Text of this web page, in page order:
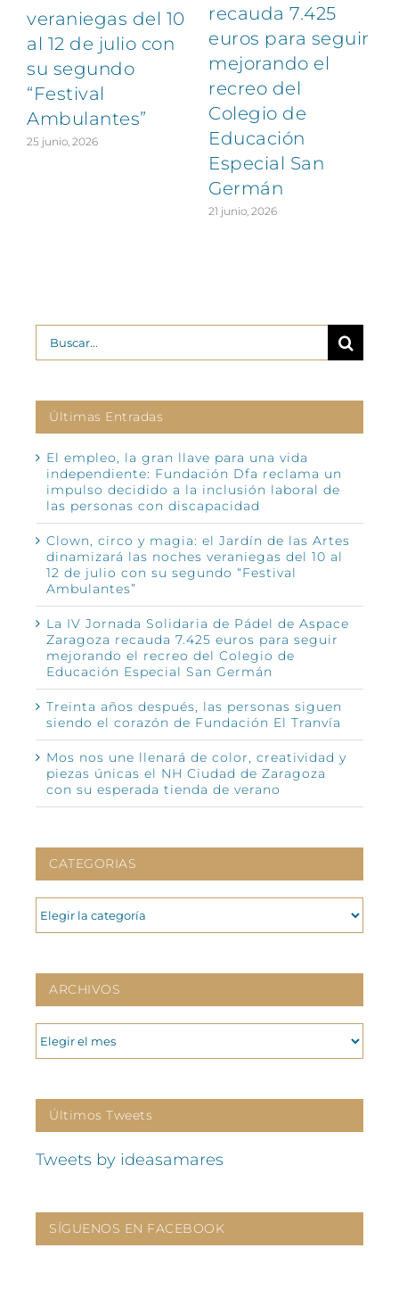
veraniegas del 10
al 12 de julio con
su segundo
“Festival
Ambulantes”
25 junio, 2026
recauda 7.425
euros para seguir
mejorando el
recreo del
Colegio de
Educación
Especial San
Germán
21 junio, 2026
Buscar:
Últimas Entradas
El empleo, la gran llave para una vida
independiente: Fundación Dfa reclama un
impulso decidido a la inclusión laboral de
las personas con discapacidad
Clown, circo y magia: el Jardín de las Artes
dinamizará las noches veraniegas del 10 al
12 de julio con su segundo “Festival
Ambulantes”
La IV Jornada Solidaria de Pádel de Aspace
Zaragoza recauda 7.425 euros para seguir
mejorando el recreo del Colegio de
Educación Especial San Germán
Treinta años después, las personas siguen
siendo el corazón de Fundación El Tranvía
Mos nos une llenará de color, creatividad y
piezas únicas el NH Ciudad de Zaragoza
con su esperada tienda de verano
CATEGORIAS
CATEGORIAS
ARCHIVOS
ARCHIVOS
Últimos Tweets
Tweets by ideasamares
SÍGUENOS EN FACEBOOK